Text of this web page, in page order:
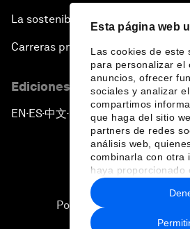
Esta página web
Las cookies de este
para personalizar el
anuncios, ofrecer
sociales y analizar
compartimos
que haga del sitio
partners de redes
análisis web,
combinarla con otra
haya proporcionado
recopilado a partir
hecho de sus
La sostenibilidad en el Foro
Carreras profesionales
Ediciones en otros idiomas
EN ▪ES▪中文▪ 日本語
Política de privacidad y